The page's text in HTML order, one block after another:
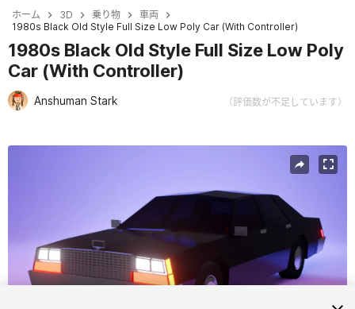
ホーム 3D 乗り物
車両
1980s Black Old Style Full Size Low Poly Car (With Controller)
1980s Black Old Style Full Size Low Poly
Car (With Controller)
Anshuman Stark （評価数が不足しています）